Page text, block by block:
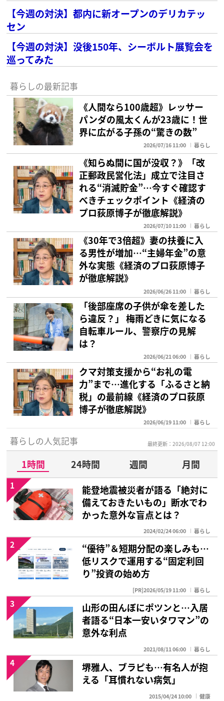
【今週の対決】都内に新オープンのデリカテッ
セン
【今週の対決】没後150年、シーボルト展覧会を
巡ってみた
暮らしの最新記事
《人間なら100歳超》レッサー
パンダの風太くんが23歳に！世
界に広がる子孫の“驚きの数”
2026/07/16 11:00 暮らし
《知らぬ間に国が没収？》「改
正郵政民営化法」成立で注目さ
れる“消滅貯金”…今すぐ確認す
べきチェックポイント《経済の
プロ荻原博子が徹底解説》
2026/07/10 11:00 暮らし
《30年で3倍超》妻の扶養に入
る男性が増加…“主婦年金”の意
外な実態《経済のプロ荻原博子
が徹底解説》
2026/06/26 11:00 暮らし
「後部座席の子供が傘を差した
ら違反？」 梅雨どきに気になる
自転車ルール、警察庁の見解
は？
2026/06/21 06:00 暮らし
クマ対策支援から“お礼の電
力”まで…進化する「ふるさと納
税」の最前線《経済のプロ荻原
博子が徹底解説》
2026/06/19 11:00 暮らし
暮らしの人気記事 最終更新：2026/08/07 12:00
1時間 24時間 週間
月間
能登地震被災者が語る「絶対に
備えておきたいもの」断水でわ
かった意外な盲点とは？
2024/02/24 06:00 暮らし
1
“優待”＆短期分配の楽しみも…
低リスクで運用する“固定利回
り”投資の始め方
[PR]2026/05/19 11:00 暮らし
2
山形の田んぼにポツンと…入居
者語る“日本一安いタワマン”の
意外な利点
2021/08/11 06:00 暮らし
3
堺雅人、ブラピも…有名人が抱
える「耳慣れない病気」
2015/04/24 10:00 健康
4